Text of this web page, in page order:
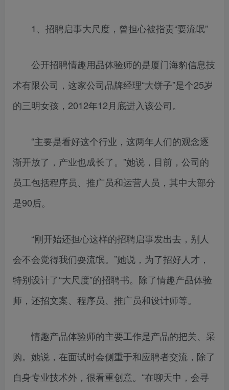
1、招聘启事大尺度，曾担心被指责“耍流氓”
公开招聘情趣用品体验师的是厦门海豹信息技
术有限公司，这家公司品牌经理“大饼子”是个25岁
的三明女孩，2012年12月底进入该公司。
“主要是看好这个行业，这两年人们的观念逐
渐开放了，产业也成长了。”她说，目前，公司的
员工包括程序员、推广员和运营人员，其中大部分
是90后。
“刚开始还担心这样的招聘启事发出去，别人
会不会觉得我们耍流氓。”她说，为了招好人才，
特别设计了“大尺度”的招聘书。除了情趣产品体验
师，还招文案、程序员、推广员和设计师等。
情趣产品体验师的主要工作是产品的把关、采
购。她说，在面试时会侧重于和应聘者交流，除了
自身专业技术外，很看重创意。“在聊天中，会寻